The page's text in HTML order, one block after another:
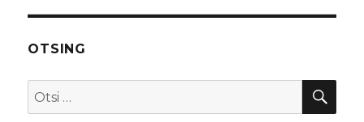
OTSING
Otsi: